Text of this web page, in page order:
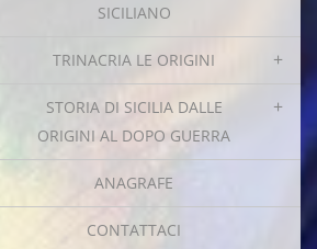
SICILIANO
TRINACRIA LE ORIGINI
STORIA DI SICILIA DALLE
ORIGINI AL DOPO GUERRA
ANAGRAFE
CONTATTACI